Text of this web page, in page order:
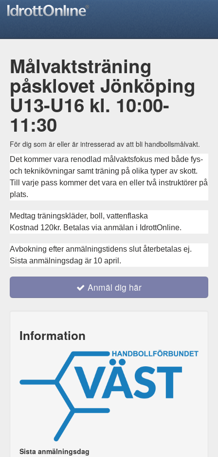
Målvaktsträning
påsklovet Jönköping
U13-U16 kl. 10:00-
11:30
För dig som är eller är intresserad av att bli handbollsmålvakt.
Det kommer vara renodlad målvaktsfokus med både fys-
och teknikövningar samt träning på olika typer av skott.
Till varje pass kommer det vara en eller två instruktörer på
plats.
Medtag träningskläder, boll, vattenflaska
Kostnad 120kr. Betalas via anmälan i IdrottOnline.
Avbokning efter anmälningstidens slut återbetalas ej.
Sista anmälningsdag är 10 april.
Anmäl dig här
Information
Sista anmälningsdag